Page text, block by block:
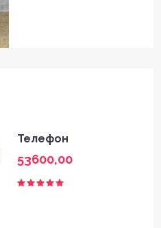
Телефон
53600,00